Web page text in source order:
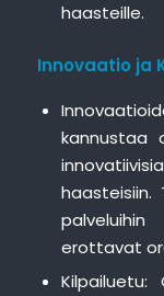
haasteille.
Innovaatio ja
kannustaa
erottavat